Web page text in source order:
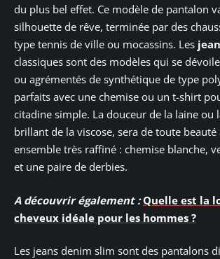
du plus bel effet. Ce modèle de pantalon
silhouette de rêve, terminée par des
type tennis de ville ou mocassins. Les
classiques sont des modèles qui se
ou agrémentés de synthétique de type
parfaits avec une chemise ou un t-shirt
citadine simple. La douceur de la laine ou
brillant de la viscose, sera de toute beauté
ensemble très raffiné : chemise blanche,
et une paire de derbies.
A découvrir également : Quelle est la
cheveux idéale pour les hommes ?
Les jeans denim slim sont des pantalons